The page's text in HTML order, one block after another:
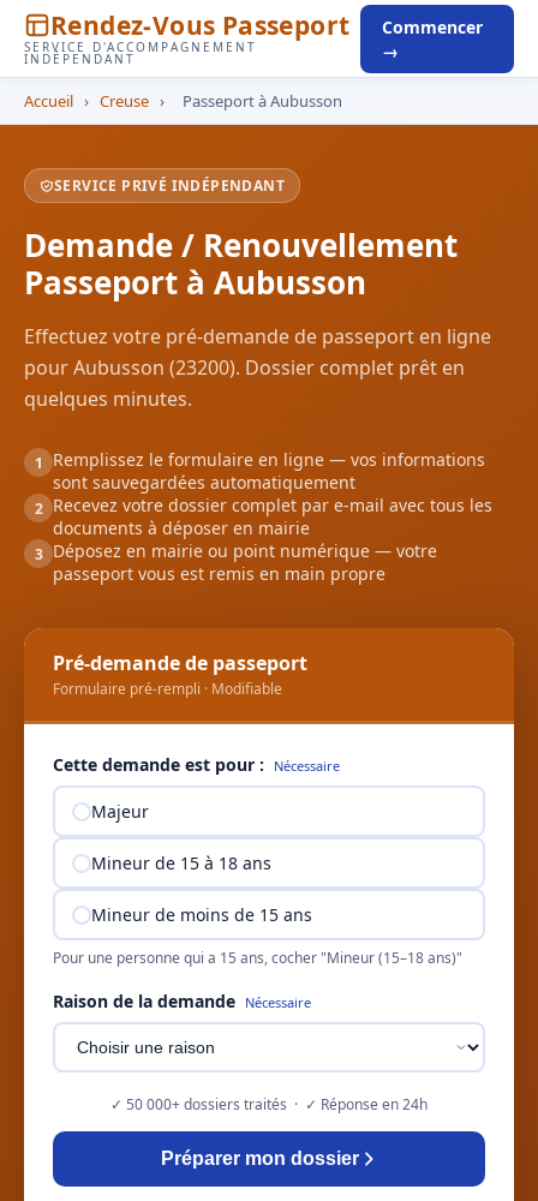
Rendez-Vous Passeport
SERVICE D'ACCOMPAGNEMENT
INDÉPENDANT
Commencer
→
Accueil › Creuse › Passeport à Aubusson
SERVICE PRIVÉ INDÉPENDANT
Demande / Renouvellement
Passeport à Aubusson
Effectuez votre pré-demande de passeport en ligne
pour Aubusson (23200). Dossier complet prêt en
quelques minutes.
1
Remplissez le formulaire en ligne — vos informations
sont sauvegardées automatiquement
2 Recevez votre dossier complet par e-mail avec tous les
documents à déposer en mairie
3 Déposez en mairie ou point numérique — votre
passeport vous est remis en main propre
Pré-demande de passeport
Formulaire pré-rempli · Modifiable
Cette demande est pour : Nécessaire
Majeur
Mineur de 15 à 18 ans
Mineur de moins de 15 ans
Pour une personne qui a 15 ans, cocher "Mineur (15–18 ans)"
Raison de la demande Nécessaire
✓ 50 000+ dossiers traités · ✓ Réponse en 24h
Préparer mon dossier